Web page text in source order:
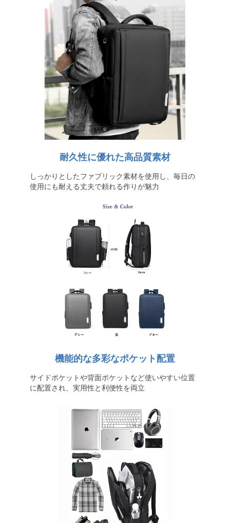
耐久性に優れた高品質素材
しっかりとしたファブリック素材を使用し、毎日の
使用にも耐える丈夫で頼れる作りが魅力
機能的な多彩なポケット配置
サイドポケットや背面ポケットなど使いやすい位置
に配置され、実用性と利便性を両立